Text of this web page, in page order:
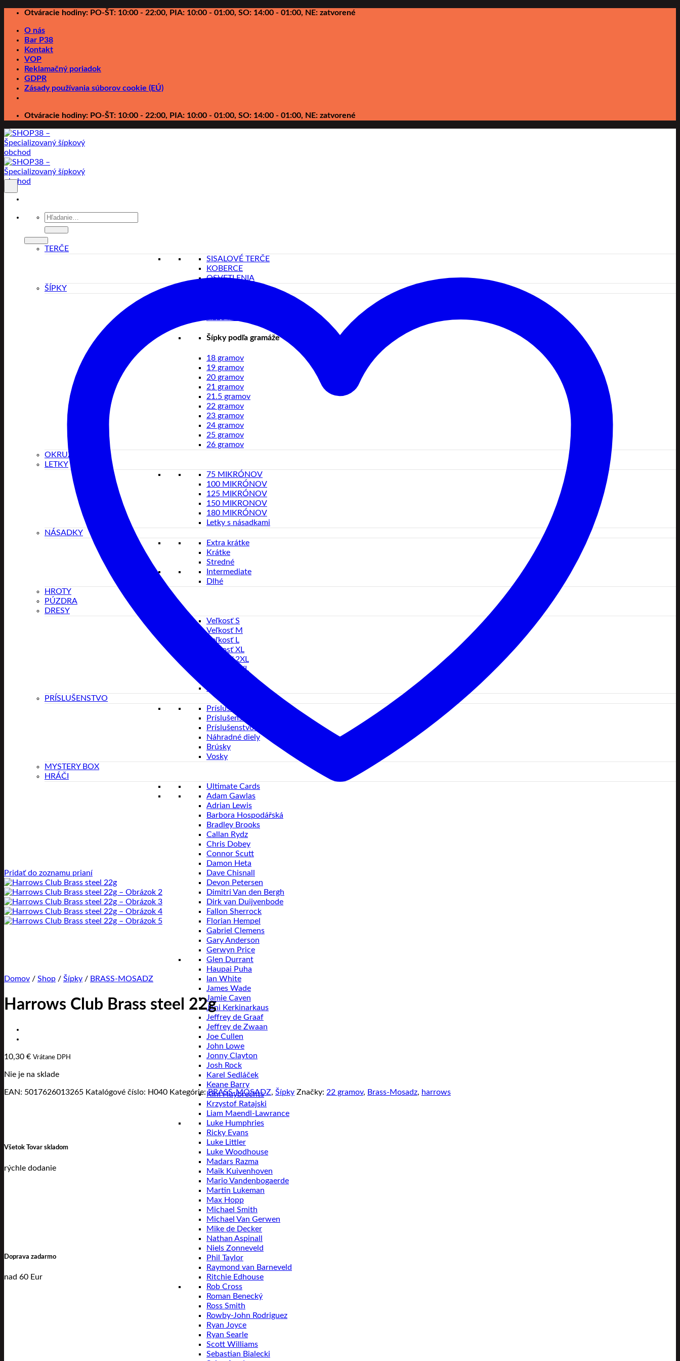
Preskočiť
obsah
Otváracie hodiny: PO-ŠT: 10:00 - 22:00, PIA: 10:00 - 01:00, SO: 14:00 - 01:00, NE: zatvorené
O nás
Bar P38
Kontakt
VOP
Reklamačný poriadok
GDPR
Zásady používania súborov cookie (EÚ)
Otváracie hodiny: PO-ŠT: 10:00 - 22:00, PIA: 10:00 - 01:00, SO: 14:00 - 01:00, NE: zatvorené
Hľadať:
TERČE
SISALOVÉ TERČE
KOBERCE
OSVETLENIA
ŠÍPKY
Šípky podľa gramáže
18 gramov
19 gramov
20 gramov
21 gramov
21.5 gramov
22 gramov
23 gramov
24 gramov
25 gramov
26 gramov
OKRUŽIA
LETKY
75 MIKRÓNOV
100 MIKRÓNOV
125 MIKRÓNOV
150 MIKRONOV
180 MIKRÓNOV
Letky s násadkami
NÁSADKY
Extra krátke
Krátke
Stredné
Intermediate
Dlhé
HROTY
PÚZDRA
DRESY
Veľkosť S
Veľkosť M
Veľkosť L
Veľkosť XL
Veľkosť 2XL
Veľkosť 3XL
PRÍSLUŠENSTVO
Príslušenstvo letiek
Príslušenstvo násadiek
Príslušenstvo terčov
Náhradné diely
Brúsky
Vosky
MYSTERY BOX
HRÁČI
Ultimate Cards
Adam Gawlas
Adrian Lewis
Barbora Hospodářská
Bradley Brooks
Callan Rydz
Chris Dobey
Connor Scutt
Damon Heta
Dave Chisnall
Devon Petersen
Dimitri Van den Bergh
Dirk van Duijvenbode
Fallon Sherrock
Florian Hempel
Gabriel Clemens
Gary Anderson
Gerwyn Price
Glen Durrant
Haupai Puha
Ian White
James Wade
Jamie Caven
Jani Kerkinarkaus
Jeffrey de Graaf
Jeffrey de Zwaan
Joe Cullen
John Lowe
Jonny Clayton
Josh Rock
Karel Sedláček
Keane Barry
Kim Huybrechts
Krzystof Ratajski
Liam Maendl-Lawrance
Luke Humphries
Ricky Evans
Luke Littler
Luke Woodhouse
Madars Razma
Maik Kuivenhoven
Mario Vandenbogaerde
Martin Lukeman
Max Hopp
Michael Smith
Michael Van Gerwen
Mike de Decker
Nathan Aspinall
Niels Zonneveld
Phil Taylor
Raymond van Barneveld
Ritchie Edhouse
Rob Cross
Roman Benecký
Ross Smith
Rowby-John Rodriguez
Ryan Joyce
Ryan Searle
Scott Williams
Sebastian Bialecki
Pridať do zoznamu prianí
Domov / Shop / Šípky / BRASS-MOSADZ
Harrows Club Brass steel 22g
10,30 € Vrátane DPH
Nie je na sklade
EAN: 5017626013265 Katalógové číslo: H040 Kategórie:BRASS-MOSADZ, Šípky Značky: 22 gramov, Brass-Mosadz, harrows
Všetok Tovar skladom
rýchle dodanie
Doprava zadarmo
nad 60 Eur